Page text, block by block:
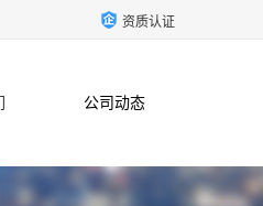
资质认证
公司动态